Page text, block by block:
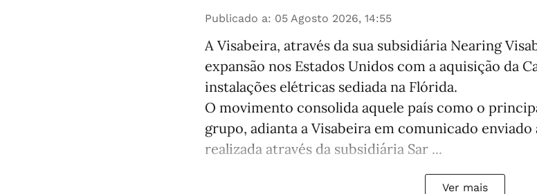
Publicado a: 05 Agosto 2026, 14:55
A Visabeira, através da sua subsidiária Nearing
expansão nos Estados Unidos com a aquisição da
instalações elétricas sediada na Flórida.
O movimento consolida aquele país como o
grupo, adianta a Visabeira em comunicado
realizada através da subsidiária Sar ...
Ver mais